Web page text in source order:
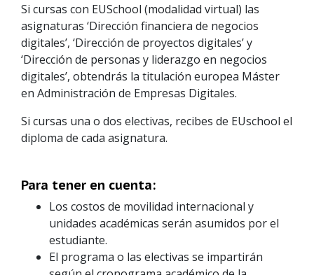
Si cursas con EUSchool (modalidad virtual) las
asignaturas ‘Dirección financiera de negocios
digitales’, ‘Dirección de proyectos digitales’ y
‘Dirección de personas y liderazgo en negocios
digitales’, obtendrás la titulación europea Máster
en Administración de Empresas Digitales.
Si cursas una o dos electivas, recibes de EUschool el
diploma de cada asignatura.
Para tener en cuenta:
Los costos de movilidad internacional y
unidades académicas serán asumidos por el
estudiante.
El programa o las electivas se impartirán